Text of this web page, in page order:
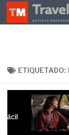
Debajo del
ETIQUETADO: